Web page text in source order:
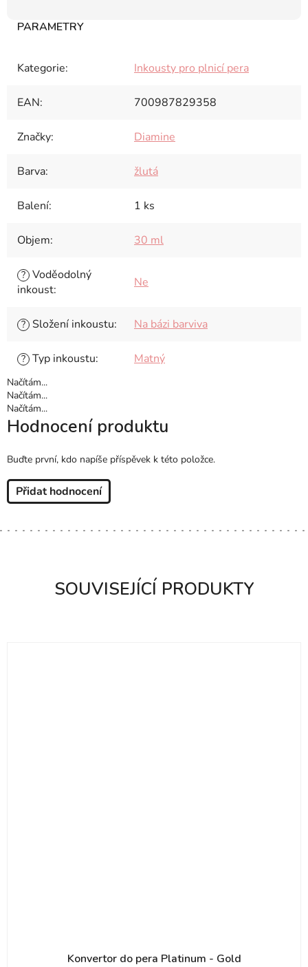
SOUVISEJÍCÍ PRODUKTY
Konvertor do pera Platinum - Gold
Kategorie: Inkousty pro plnicí pera
EAN: 700987829358
Značky: Diamine
Barva: žlutá
Balení: 1 ks
Objem: 30 ml
? Voděodolný
inkoust: Ne
? Složení inkoustu: Na bázi barviva
? Typ inkoustu: Matný
Načítám...
Načítám...
Načítám...
Hodnocení produktu
Buďte první, kdo napíše příspěvek k této položce.
Přidat hodnocení